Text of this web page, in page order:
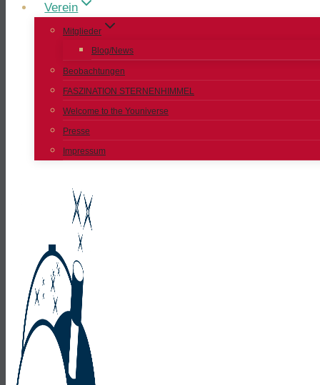
Verein
Mitglieder
Blog/News
Beobachtungen
FASZINATION STERNENHIMMEL
Welcome to the Youniverse
Presse
Impressum